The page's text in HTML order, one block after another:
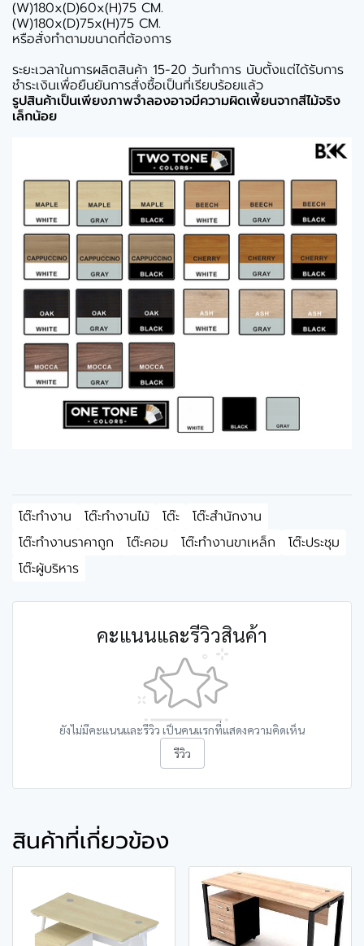
(W)180x(D)60x(H)75 CM.
(W)180x(D)75x(H)75 CM.
หรือสั่งทำตามขนาดที่ต้องการ
ระยะเวลาในการผลิตสินค้า 15-20 วันทำการ นับตั้งแต่ได้รับการ
ชำระเงินเพื่อยืนยันการสั่งซื้อเป็นที่เรียบร้อยแล้ว
รูปสินค้าเป็นเพียงภาพจำลองอาจมีความผิดเพี้ยนจากสีไม้จริง
เล็กน้อย
โต๊ะทำงาน โต๊ะทำงานไม้ โต๊ะ
โต๊ะสำนักงาน
โต๊ะทำงานราคาถูก
โต๊ะคอม โต๊ะทำงานขาเหล็ก
โต๊ะประชุม
โต๊ะผู้บริหาร
คะแนนและรีวิวสินค้า
ยังไม่มีคะแนนและรีวิว เป็นคนแรกที่แสดงความคิดเห็น
รีวิว
สินค้าที่เกี่ยวข้อง